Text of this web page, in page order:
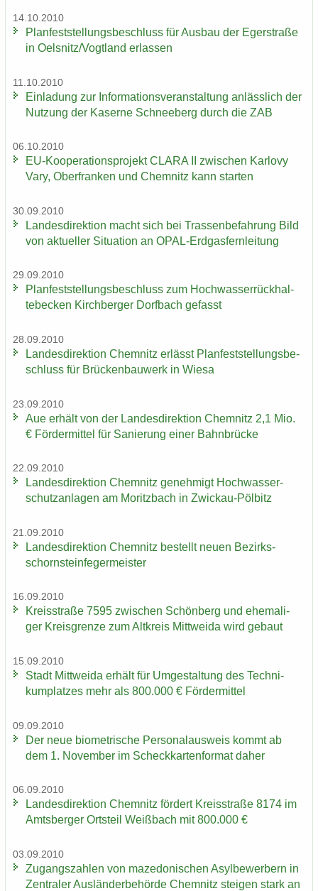
14.10.2010
Plan­fest­stel­lungs­be­schluss für Aus­bau der Eger­stra­ße
in Oels­nitz/Vogt­land er­las­sen
11.10.2010
Ein­la­dung zur In­for­ma­ti­ons­ver­an­stal­tung an­läss­lich der
Nut­zung der Ka­ser­ne Schnee­berg durch die ZAB
06.10.2010
EU-​Kooperationsprojekt CLARA II zwi­schen Kar­lo­vy
Vary, Ober­fran­ken und Chem­nitz kann star­ten
30.09.2010
Lan­des­di­rek­ti­on macht sich bei Tras­sen­be­fah­rung Bild
von ak­tu­el­ler Si­tua­ti­on an OPAL-​Erdgasfernleitung
29.09.2010
Plan­fest­stel­lungs­be­schluss zum Hoch­was­ser­rück­hal­
te­be­cken Kirch­ber­ger Dorf­bach ge­fasst
28.09.2010
Lan­des­di­rek­ti­on Chem­nitz er­lässt Plan­fest­stel­lungs­be­
schluss für Brü­cken­bau­werk in Wiesa
23.09.2010
Aue er­hält von der Lan­des­di­rek­ti­on Chem­nitz 2,1 Mio.
€ För­der­mit­tel für Sa­nie­rung einer Bahn­brü­cke
22.09.2010
Lan­des­di­rek­ti­on Chem­nitz ge­neh­migt Hoch­was­ser­
schutz­an­la­gen am Mo­ritz­bach in Zwickau-​Pölbitz
21.09.2010
Lan­des­di­rek­ti­on Chem­nitz be­stellt neuen Be­zirks­
schorn­stein­fe­ger­meis­ter
16.09.2010
Kreis­stra­ße 7595 zwi­schen Schön­berg und ehe­ma­li­
ger Kreis­gren­ze zum Alt­kreis Mitt­wei­da wird ge­baut
15.09.2010
Stadt Mitt­wei­da er­hält für Um­ge­stal­tung des Tech­ni­
kum­plat­zes mehr als 800.000 € För­der­mit­tel
09.09.2010
Der neue bio­me­tri­sche Per­so­nal­aus­weis kommt ab
dem 1. No­vem­ber im Scheck­kar­ten­for­mat daher
06.09.2010
Lan­des­di­rek­ti­on Chem­nitz för­dert Kreis­stra­ße 8174 im
Amts­ber­ger Orts­teil Weiß­bach mit 800.000 €
03.09.2010
Zu­gangs­zah­len von ma­ze­do­ni­schen Asyl­be­wer­bern in
Zen­tra­ler Aus­län­der­be­hör­de Chem­nitz stei­gen stark an